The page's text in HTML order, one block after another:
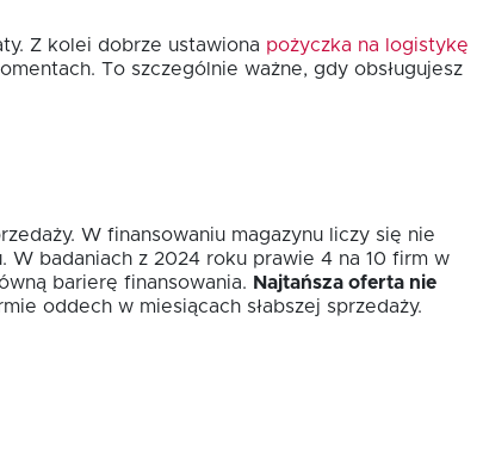
Z kolei dobrze ustawiona pożyczka na logistykę
To szczególnie ważne, gdy obsługujesz
W finansowaniu magazynu liczy się nie
badaniach z 2024 roku prawie 4 na 10 firm w
barierę finansowania. Najtańsza oferta nie
oddech w miesiącach słabszej sprzedaży.